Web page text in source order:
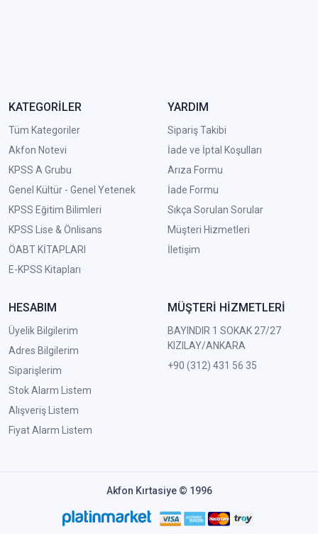
KATEGORİLER
Tüm Kategoriler
Akfon Notevi
KPSS A Grubu
Genel Kültür - Genel Yetenek
KPSS Eğitim Bilimleri
KPSS Lise & Önlisans
ÖABT KİTAPLARI
E-KPSS Kitapları
YARDIM
Sipariş Takibi
İade ve İptal Koşulları
Arıza Formu
İade Formu
Sıkça Sorulan Sorular
Müşteri Hizmetleri
İletişim
HESABIM
Üyelik Bilgilerim
Adres Bilgilerim
Siparişlerim
Stok Alarm Listem
Alışveriş Listem
Fiyat Alarm Listem
MÜŞTERİ HİZMETLERİ
BAYINDIR 1 SOKAK 27/27
KIZILAY/ANKARA
+90 (312) 431 56 35
Akfon Kırtasiye © 1996